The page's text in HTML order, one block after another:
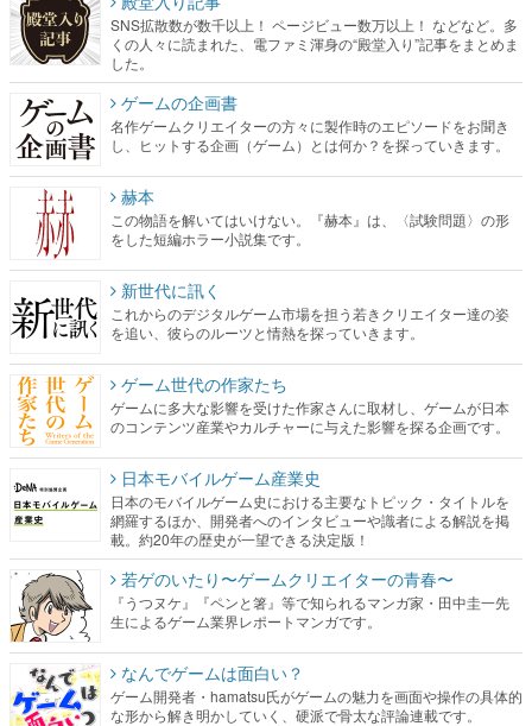
SNS拡散数が数千以上！ ページビュー数万以上！ などなど。多
くの人々に読まれた、電ファミ渾身の“殿堂入り”記事をまとめま
した。
ゲームの企画書
名作ゲームクリエイターの方々に製作時のエピソードをお聞き
し、ヒットする企画（ゲーム）とは何か？を探っていきます。
赫本
この物語を解いてはいけない。『赫本』は、〈試験問題〉の形
をした短編ホラー小説集です。
新世代に訊く
これからのデジタルゲーム市場を担う若きクリエイター達の姿
を追い、彼らのルーツと情熱を探っていきます。
ゲーム世代の作家たち
ゲームに多大な影響を受けた作家さんに取材し、ゲームが日本
のコンテンツ産業やカルチャーに与えた影響を探る企画です。
日本モバイルゲーム産業史
日本のモバイルゲーム史における主要なトピック・タイトルを
網羅するほか、開発者へのインタビューや識者による解説を掲
載。約20年の歴史が一望できる決定版！
若ゲのいたり〜ゲームクリエイターの青春〜
『うつヌケ』『ペンと箸』等で知られるマンガ家・田中圭一先
生によるゲーム業界レポートマンガです。
なんでゲームは面白い？
ゲーム開発者・hamatsu氏がゲームの魅力を画面や操作の具体的
な形から解き明かしていく、硬派で骨太な評論連載です。